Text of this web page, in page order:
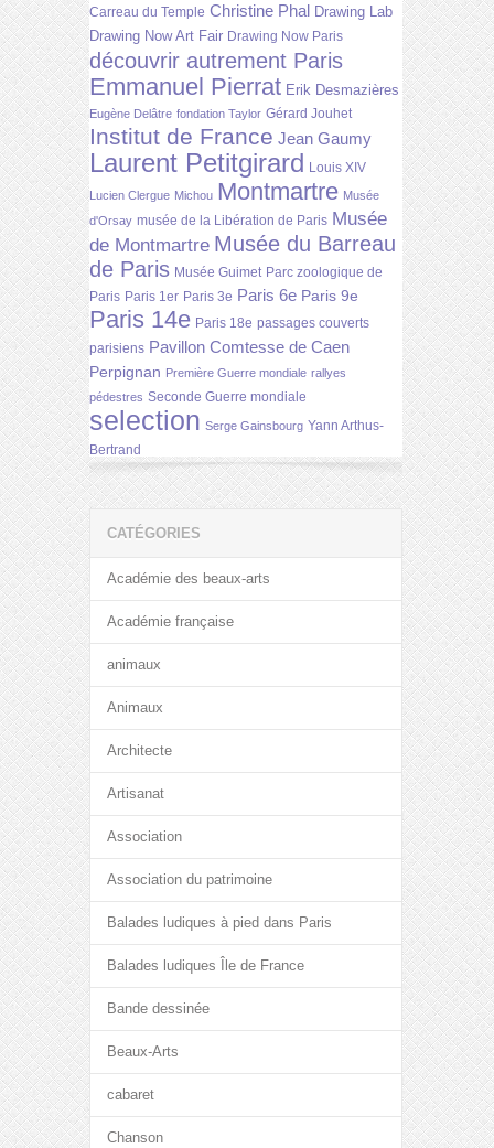
Carreau du Temple Christine Phal Drawing Lab
Drawing Now Art Fair Drawing Now Paris
découvrir autrement Paris
Emmanuel Pierrat Erik Desmazières
Eugène Delâtre fondation Taylor Gérard Jouhet
Institut de France Jean Gaumy
Laurent Petitgirard Louis XIV
Lucien Clergue Michou Montmartre Musée
d'Orsay musée de la Libération de Paris Musée
de Montmartre Musée du Barreau
de Paris Musée Guimet Parc zoologique de
Paris Paris 1er Paris 3e Paris 6e Paris 9e
Paris 14e Paris 18e passages couverts
parisiens Pavillon Comtesse de Caen
Perpignan Première Guerre mondiale rallyes
pédestres Seconde Guerre mondiale
selection Serge Gainsbourg Yann Arthus-
Bertrand
CATÉGORIES
Académie des beaux-arts
Académie française
animaux
Animaux
Architecte
Artisanat
Association
Association du patrimoine
Balades ludiques à pied dans Paris
Balades ludiques Île de France
Bande dessinée
Beaux-Arts
cabaret
Chanson